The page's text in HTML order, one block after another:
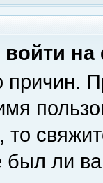
войти
причин.
то
был ли